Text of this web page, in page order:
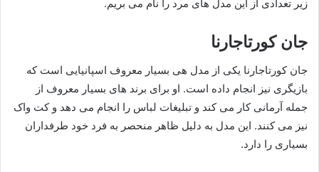
زیر تعدادی از این مدل های مرد را نام می بریم.
جان کورتاجارنا
جان کورتاجارنا یکی از مدل هی بسیار معروف اسپانیایی است که
بازیگری نیز انجام داده است. او برای برند های بسیار معروف از
جمله آرمانی کار می کند و تبلیغات لباس را انجام می دهد و کت واک
نیز می کنند. این مدل به دلیل ظاهر منحصر به فرد خود طرفداران
بسیاری را دارد.